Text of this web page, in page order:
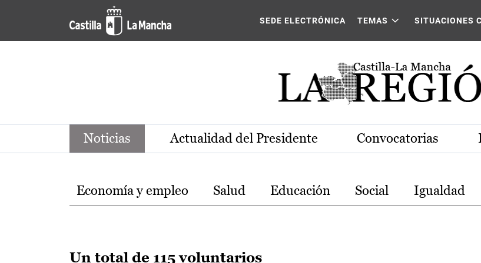
Pasar al contenido principal
Noticias de la región de Castilla-La Mancha
SEDE ELECTRÓNICA TEMAS SITUACIONES
Noticias Actualidad del Presidente Convocatorias
Temas
Economía y empleo Salud Educación Social Igualdad
Un total de 115 voluntarios